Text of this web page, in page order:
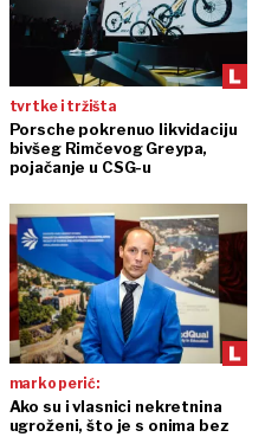
tvrtke i tržišta
Porsche pokrenuo likvidaciju
bivšeg Rimčevog Greypa,
pojačanje u CSG-u
marko perić:
Ako su i vlasnici nekretnina
ugroženi, što je s onima bez